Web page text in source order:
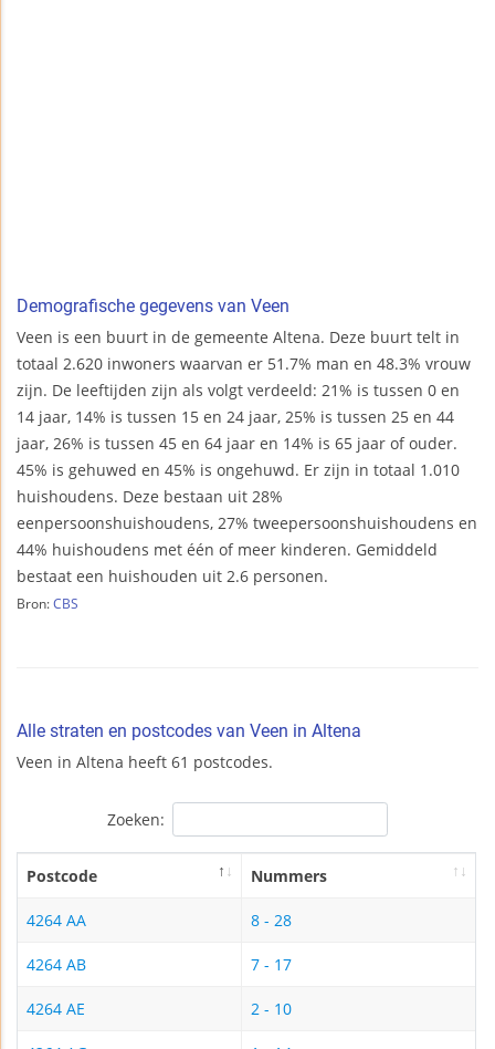
Demografische gegevens van Veen
Veen is een buurt in de gemeente Altena. Deze buurt telt in
totaal 2.620 inwoners waarvan er 51.7% man en 48.3% vrouw
zijn. De leeftijden zijn als volgt verdeeld: 21% is tussen 0 en
14 jaar, 14% is tussen 15 en 24 jaar, 25% is tussen 25 en 44
jaar, 26% is tussen 45 en 64 jaar en 14% is 65 jaar of ouder.
45% is gehuwed en 45% is ongehuwd. Er zijn in totaal 1.010
huishoudens. Deze bestaan uit 28%
eenpersoonshuishoudens, 27% tweepersoonshuishoudens en
44% huishoudens met één of meer kinderen. Gemiddeld
bestaat een huishouden uit 2.6 personen.
Bron: CBS
Alle straten en postcodes van Veen in Altena
Veen in Altena heeft 61 postcodes.
Zoeken:
Postcode Nummers
4264 AA 8 - 28
4264 AB 7 - 17
4264 AE 2 - 10